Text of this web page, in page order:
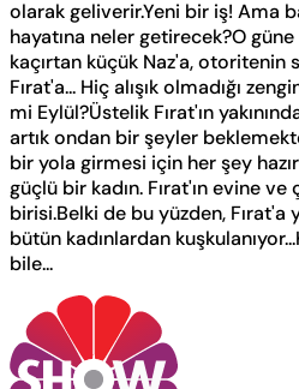
olarak geliverir.Yeni bir iş! Ama
hayatına neler getirecek?O güne
kaçırtan küçük Naz'a, otoritenin
Fırat'a... Hiç alışık olmadığı
mi Eylül?Üstelik Fırat'ın
artık ondan bir şeyler
bir yola girmesi için her şey
güçlü bir kadın. Fırat'ın evine ve
birisi.Belki de bu yüzden,
bütün kadınlardan
bile...